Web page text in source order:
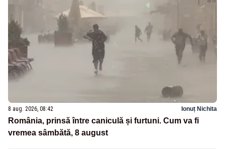
8 aug. 2026, 08:42 Ionuț Nichita
România, prinsă între caniculă și furtuni. Cum va fi
vremea sâmbătă, 8 august